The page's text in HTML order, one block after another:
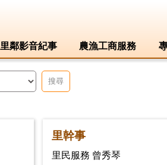
里鄰影音紀事 農漁工商服務
搜尋
里幹事
里民服務 曾秀琴